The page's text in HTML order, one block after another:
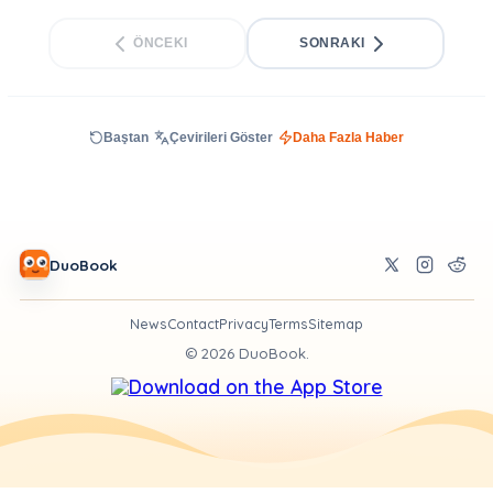
ÖNCEKI SONRAKI
Baştan Çevirileri Göster Daha Fazla Haber
DuoBook
NewsContactPrivacyTermsSitemap
© 2026DuoBook.